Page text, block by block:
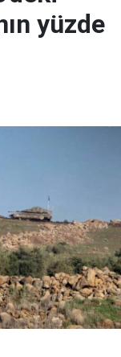
yüzde